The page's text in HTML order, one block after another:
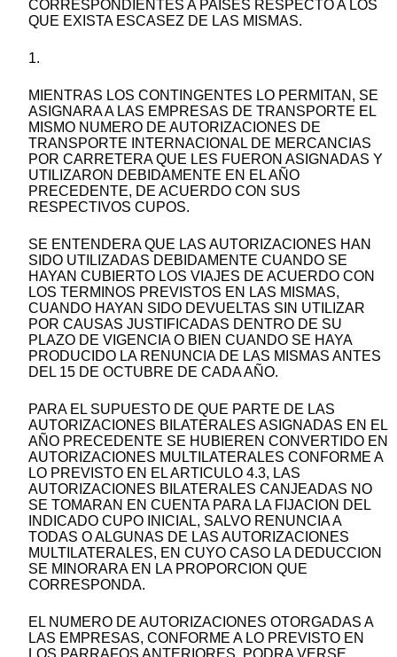
CORRESPONDIENTES A PAISES RESPECTO A LOS
QUE EXISTA ESCASEZ DE LAS MISMAS.
1.
MIENTRAS LOS CONTINGENTES LO PERMITAN, SE
ASIGNARA A LAS EMPRESAS DE TRANSPORTE EL
MISMO NUMERO DE AUTORIZACIONES DE
TRANSPORTE INTERNACIONAL DE MERCANCIAS
POR CARRETERA QUE LES FUERON ASIGNADAS Y
UTILIZARON DEBIDAMENTE EN EL AÑO
PRECEDENTE, DE ACUERDO CON SUS
RESPECTIVOS CUPOS.
SE ENTENDERA QUE LAS AUTORIZACIONES HAN
SIDO UTILIZADAS DEBIDAMENTE CUANDO SE
HAYAN CUBIERTO LOS VIAJES DE ACUERDO CON
LOS TERMINOS PREVISTOS EN LAS MISMAS,
CUANDO HAYAN SIDO DEVUELTAS SIN UTILIZAR
POR CAUSAS JUSTIFICADAS DENTRO DE SU
PLAZO DE VIGENCIA O BIEN CUANDO SE HAYA
PRODUCIDO LA RENUNCIA DE LAS MISMAS ANTES
DEL 15 DE OCTUBRE DE CADA AÑO.
PARA EL SUPUESTO DE QUE PARTE DE LAS
AUTORIZACIONES BILATERALES ASIGNADAS EN EL
AÑO PRECEDENTE SE HUBIEREN CONVERTIDO EN
AUTORIZACIONES MULTILATERALES CONFORME A
LO PREVISTO EN EL ARTICULO 4.3, LAS
AUTORIZACIONES BILATERALES CANJEADAS NO
SE TOMARAN EN CUENTA PARA LA FIJACION DEL
INDICADO CUPO INICIAL, SALVO RENUNCIA A
TODAS O ALGUNAS DE LAS AUTORIZACIONES
MULTILATERALES, EN CUYO CASO LA DEDUCCION
SE MINORARA EN LA PROPORCION QUE
CORRESPONDA.
EL NUMERO DE AUTORIZACIONES OTORGADAS A
LAS EMPRESAS, CONFORME A LO PREVISTO EN